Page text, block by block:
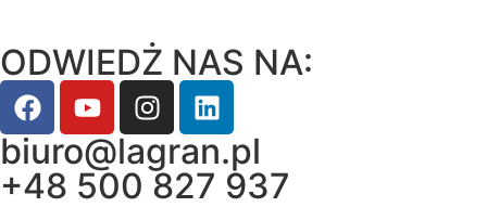
ODWIEDŻ NAS NA:
biuro@lagran.pl
+48 500 827 937